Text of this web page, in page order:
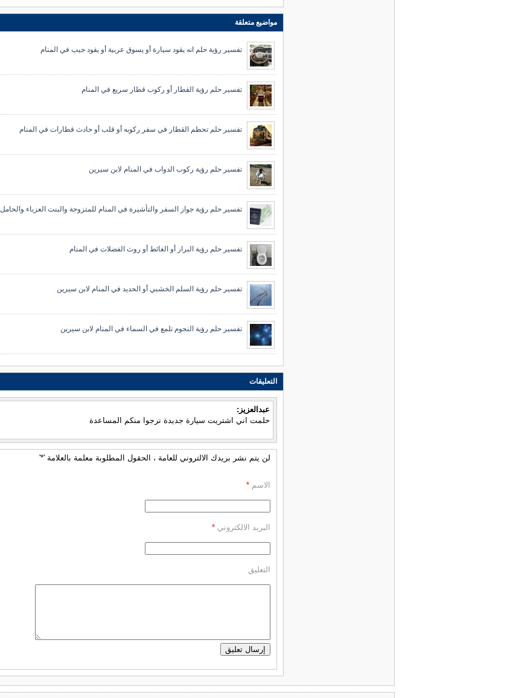
مواضيع متعلقة
تفسير رؤية حلم انه يقود سيارة أو يسوق عربية أو يقود جيب في المنام
تفسير حلم رؤية القطار أو ركوب قطار سريع في المنام
تفسير حلم تحطم القطار في سفر ركوبه أو قلب أو حادث قطارات في المنام
تفسير حلم رؤية ركوب الدواب في المنام لابن سيرين
تفسير حلم رؤية جواز السفر والتأشيرة في المنام للمتزوجة والبنت العزباء والحامل
تفسير حلم رؤية البراز أو الغائط أو روث الفضلات في المنام
تفسير حلم رؤية السلم الخشبي أو الحديد في المنام لابن سيرين
تفسير حلم رؤية النجوم تلمع في السماء في المنام لابن سيرين
التعليقات
عبدالعزيز:
حلمت اني اشتريت سيارة جديدة نرجوا منكم المساعدة
لن يتم نشر بريدك الالتروني للعامة ، الحقول المطلوبة معلمة بالعلامة '*'
الاسم *
البريد الالكتروني *
التعليق